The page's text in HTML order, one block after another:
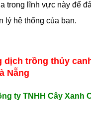
trong lĩnh vực này để
lý hệ thống của bạn.
dịch trồng thủy
Nẵng
ty TNHH Cây Xanh